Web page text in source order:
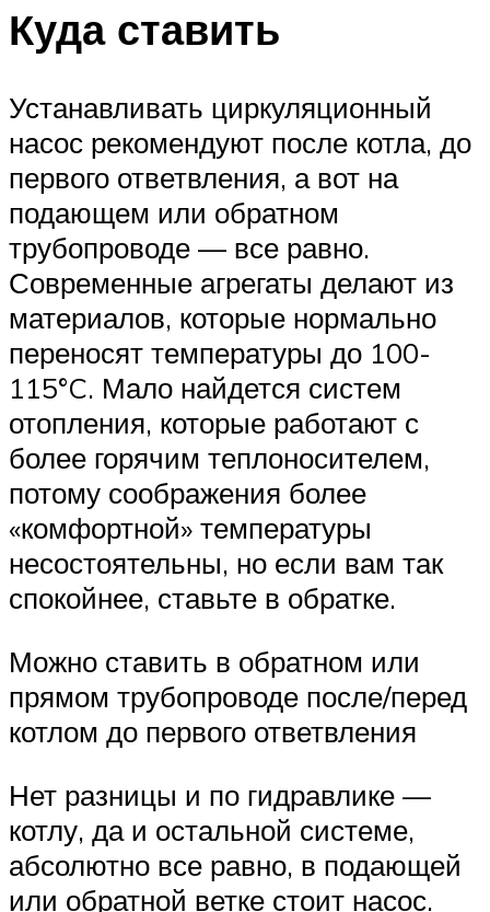
Куда ставить
Устанавливать циркуляционный
насос рекомендуют после котла, до
первого ответвления, а вот на
подающем или обратном
трубопроводе — все равно.
Современные агрегаты делают из
материалов, которые нормально
переносят температуры до 100-
115°C. Мало найдется систем
отопления, которые работают с
более горячим теплоносителем,
потому соображения более
«комфортной» температуры
несостоятельны, но если вам так
спокойнее, ставьте в обратке.
Можно ставить в обратном или
прямом трубопроводе после/перед
котлом до первого ответвления
Нет разницы и по гидравлике —
котлу, да и остальной системе,
абсолютно все равно, в подающей
или обратной ветке стоит насос.